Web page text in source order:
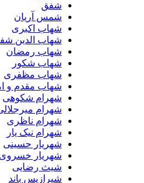
شمس آریان
شهاب اکبری
شهاب الدین شفائی
شهاب رمضان
شهاب شکور
شهاب مظفری
شهاب مقدم و امید طیبی
شهرام شکوهی
شهرام میرجلالی
شهرام ناظری
شهرام نیک یار
شهریار حسینی
شهریار خسروی
شیث رضایی
شیرازیس باند